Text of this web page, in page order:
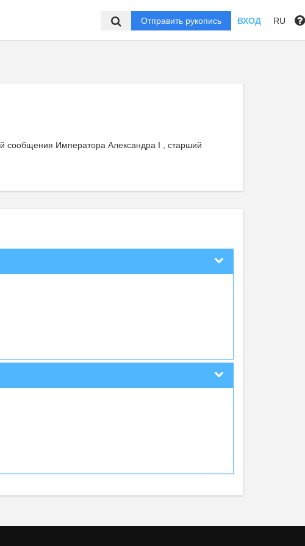
Отправить рукопись ВХОД RU
сообщения Императора Александра I , старший